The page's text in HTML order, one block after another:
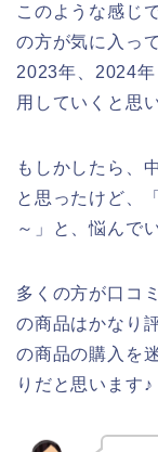
このような感じ
の方が気に入っ
2023年、2024
用していくと思
もしかしたら、
と思ったけど、
～」と、悩んで
多くの方が口コ
の商品はかなり
の商品の購入を
りだと思います♪